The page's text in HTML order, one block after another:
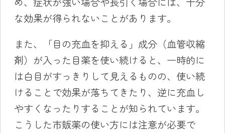
な効果が得られないことがあります。
また、「目の充血を抑える」成分（血管収縮
剤）が入った目薬を使い続けると、一時的に
は白目がすっきりして見えるものの、使い続
けることで効果が落ちてきたり、逆に充血し
やすくなったりすることが知られています。
こうした市販薬の使い方には注意が必要で